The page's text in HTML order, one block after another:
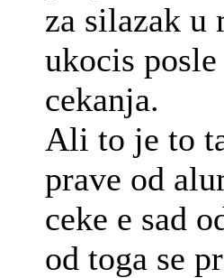
za silazak u
ukocis
cekanja.
Ali to je to
prave od
ceke e sad
od toga se